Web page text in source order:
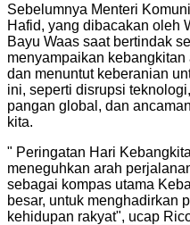
Sebelumnya Menteri
Hafid, yang dibacakan oleh
Bayu Waas saat bertindak
menyampaikan
dan menuntut keberanian
ini, seperti disrupsi
pangan global, dan
kita.
" Peringatan Hari
meneguhkan arah
sebagai kompas utama
besar, untuk menghadirkan
kehidupan rakyat", ucap